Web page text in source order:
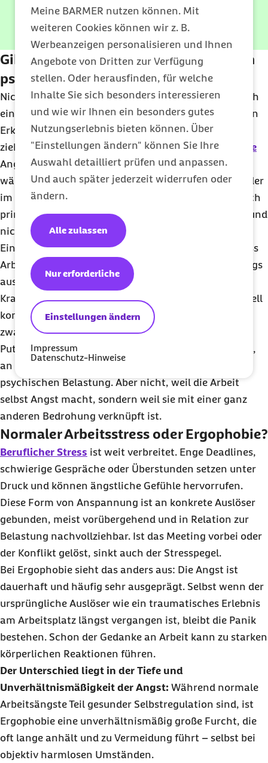
Meine BARMER nutzen können. Mit
weiteren Cookies können wir z. B.
Werbeanzeigen personalisieren und Ihnen
Angebote von Dritten zur Verfügung
stellen. Oder herausfinden, für welche
Inhalte Sie sich besonders interessieren
und wie wir Ihnen ein besonders gutes
Nutzungserlebnis bieten können. Über
"Einstellungen ändern" können Sie Ihre
Auswahl detailliert prüfen und anpassen.
Und auch später jederzeit widerrufen oder
ändern.
Einstellungen ändern
Nur erforderliche
Alle zulassen
Impressum
Datenschutz-Hinweise
E-Book herunterladen
Gibt es Überschneidungen mit anderen
psychischen Erkrankungen?
Nicht jede Angst vor dem Arbeitsplatz ist automatisch
eine Ergophobie. Die Grenzen zu anderen psychischen
Erkrankungen lassen sich nicht immer eindeutig
ziehen. So kann etwa eine Person mit sozialer Phobie
Angst im beruflichen Kontext erleben und Panik
während der Arbeit empfinden, etwa bei Meetings oder
im Kontakt mit Kollegen. Doch diese Angst richtet sich
primär gegen soziale Interaktionen im Allgemeinen und
nicht nur im Arbeitsumfeld.
Eine Zwangsstörung kann ebenfalls dazu führen, dass
Arbeit als stark belastend empfunden wird – allerdings
aus anderen Gründen. Wer zum Beispiel in einem
Krankenhaus arbeitet und die Umgebung als potenziell
kontaminiert wahrnimmt, kann zu Hause in
zwanghafte Reinigungsrituale verfallen: ständiges
Putzen,mehrfaches Händewaschen
. Die Vorstellung,
an den Arbeitsplatz zurückzukehren, wird dann zur
psychischen Belastung. Aber nicht, weil die Arbeit
selbst Angst macht, sondern weil sie mit einer ganz
anderen Bedrohung verknüpft ist.
Normaler Arbeitsstress oder Ergophobie?
Beruflicher Stress ist weit verbreitet. Enge Deadlines,
schwierige Gespräche oder Überstunden setzen unter
Druck und können ängstliche Gefühle hervorrufen.
Diese Form von Anspannung ist an konkrete Auslöser
gebunden, meist vorübergehend und in Relation zur
Belastung nachvollziehbar. Ist das Meeting vorbei oder
der Konflikt gelöst, sinkt auch der Stresspegel.
Bei Ergophobie sieht das anders aus: Die Angst ist
dauerhaft und häufig sehr ausgeprägt. Selbst wenn der
ursprüngliche Auslöser wie ein traumatisches Erlebnis
am Arbeitsplatz längst vergangen ist, bleibt die Panik
bestehen. Schon der Gedanke an Arbeit kann zu starken
körperlichen Reaktionen führen.
Der Unterschied liegt in der Tiefe und
Unverhältnismäßigkeit der Angst: Während normale
Arbeitsängste Teil gesunder Selbstregulation sind, ist
Ergophobie eine unverhältnismäßig große Furcht, die
oft lange anhält und zu Vermeidung führt – selbst bei
objektiv harmlosen Umständen.